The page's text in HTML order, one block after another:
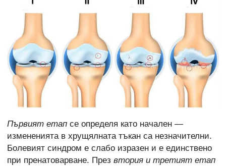
Първият етап се определя като начален —
измененията в хрущялната тъкан са незначителни.
Болевият синдром е слабо изразен и е единствено
при пренатоварване. През втория и третият етап